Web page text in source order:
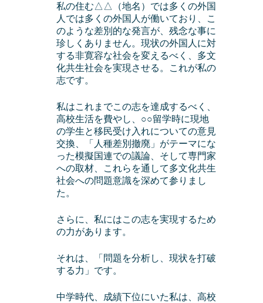
私の住む△△（地名）では多くの外国
人では多くの外国人が働いており、こ
のような差別的な発言が、残念な事に
珍しくありません。現状の外国人に対
する非寛容な社会を変えるべく、多文
化共生社会を実現させる。これが私の
志です。
私はこれまでこの志を達成するべく、
高校生活を費やし、○○留学時に現地
の学生と移民受け入れについての意見
交換、「人種差別撤廃」がテーマにな
った模擬国連での議論、そして専門家
への取材、これらを通して多文化共生
社会への問題意識を深めて参りまし
た。
さらに、私にはこの志を実現するため
の力があります。
それは、「問題を分析し、現状を打破
する力」です。
中学時代、成績下位にいた私は、高校